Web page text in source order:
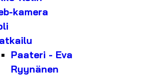
kamera
Paateri - Eva
Ryynänen